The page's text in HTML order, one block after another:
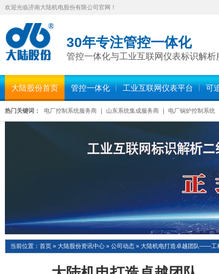
欢迎光临济南大陆机电股份有限公司官网！
30年专注管控一体化
管控一体化与工业互联网仪表标识解析
大陆股份首页 管控一体化 工业互联网仪表平台 可
热门关键词： 电厂控制系统服务商 山东系统集成服务商 电厂锅炉控制系统
当前位置： 首页 » 大陆股份资讯中心 » 公司动态 » 大陆机电打造卓越团队——工